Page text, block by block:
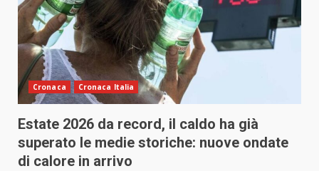
Cronaca Cronaca Italia
Estate 2026 da record, il caldo ha già
superato le medie storiche: nuove ondate
di calore in arrivo